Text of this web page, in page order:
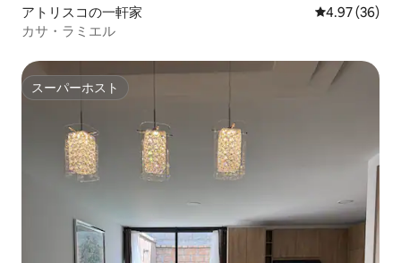
アトリスコの一軒家 レビュー36
4.97 (36)
カサ・ラミエル
スーパーホスト
スーパーホスト